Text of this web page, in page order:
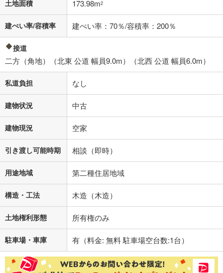
土地面積 173.98m2
建ぺい率/容積率 建ぺい率：70％/容積率：200％
接道
二方（角地）（北東 公道 幅員9.0m）（北西 公道 幅員6.0m）
私道負担 なし
建物状況 中古
建物現況 空家
引き渡し可能時期 相談（即時）
用途地域 第二種住居地域
構造・工法 木造（木造）
土地権利形態 所有権のみ
駐車場・車庫 有（料金: 無料 駐車場空台数:1台）